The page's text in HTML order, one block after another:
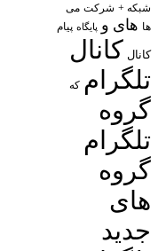
شبکه + شرکت می
ها های و پایگاه پیام
کانال کانال
تلگرام که
گروه
تلگرام
گروه
های
جدید